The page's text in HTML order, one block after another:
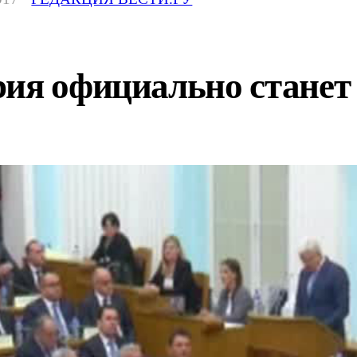
официально